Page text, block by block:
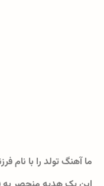
ما آهنگ تولد را با نام